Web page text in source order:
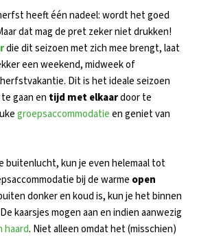
heeft één nadeel: wordt het goed
dat mag de pret zeker niet drukken!
die dit seizoen met zich mee brengt, laat
een weekend, midweek of
Dit is het ideale seizoen
gaan en tijd met elkaardoor te
groepsaccommodatieen geniet van
buitenlucht, kun je even helemaal tot
bij de warme open
donker en koud is, kun je het binnen
kaarsjes mogen aan en indien aanwezig
haard. Niet alleen omdat het (misschien)